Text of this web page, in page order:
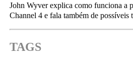
John Wyver explica como funciona a
Channel 4 e fala também de possíveis
TAGS